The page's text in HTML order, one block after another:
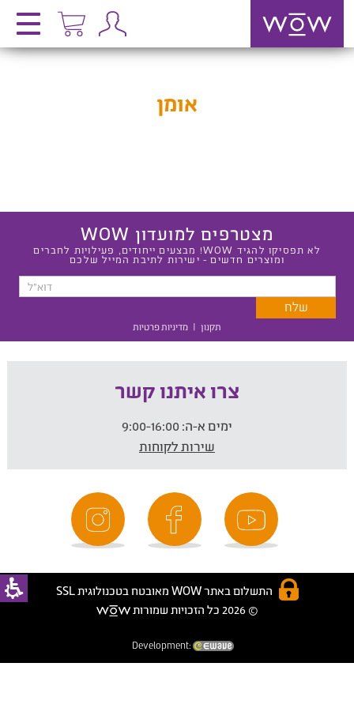
אומן
מצטרפים למועדון WOW
לא תפסיקו להגיד WOW! מבצעים ייחודים, פעילויות לחברים
ומוצרים חדשים - ישירות לתיבת המייל שלכם
תקנון | מדיניות פרטיות
צרו איתנו קשר
ימים א-ה:
שירות לקוחות
התשלום באתר WOW מאובטח בטכנולוגית SSL
© 2026 כל הזכויות שמורות
Development: